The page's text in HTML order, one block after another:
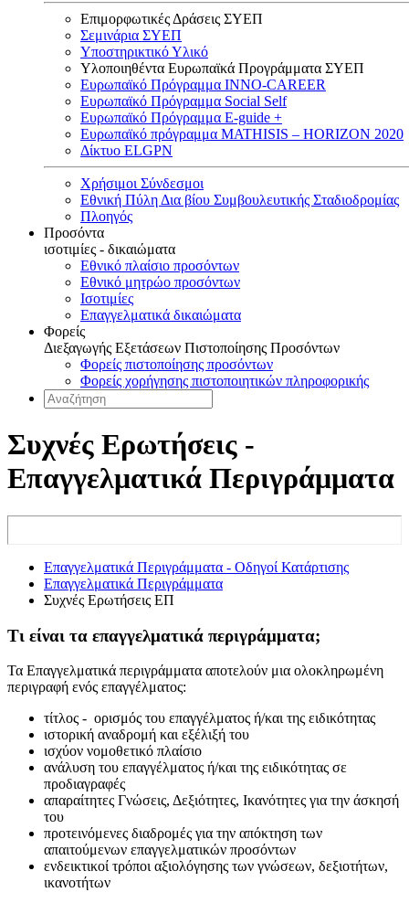
Επιμορφωτικές Δράσεις ΣΥΕΠ
Σεμινάρια ΣΥΕΠ
Υποστηρικτικό Υλικό
Υλοποιηθέντα Ευρωπαϊκά Προγράμματα ΣΥΕΠ
Ευρωπαϊκό Πρόγραμμα INNO-CAREER
Ευρωπαϊκό Πρόγραμμα Social Self
Ευρωπαϊκό Πρόγραμμα E-guide +
Ευρωπαϊκό πρόγραμμα MATHISIS – HORIZON 2020
Δίκτυο ELGPN
Χρήσιμοι Σύνδεσμοι
Εθνική Πύλη Δια βίου Συμβουλευτικής Σταδιοδρομίας
Πλοηγός
Προσόντα
ισοτιμίες - δικαιώματα
Εθνικό πλαίσιο προσόντων
Εθνικό μητρώο προσόντων
Ισοτιμίες
Επαγγελματικά δικαιώματα
Φορείς
Διεξαγωγής Εξετάσεων Πιστοποίησης Προσόντων
Φορείς πιστοποίησης προσόντων
Φορείς χορήγησης πιστοποιητικών πληροφορικής
Συχνές Ερωτήσεις -
Επαγγελματικά Περιγράμματα
Επαγγελματικά Περιγράμματα - Οδηγοί Κατάρτισης
Επαγγελματικά Περιγράμματα
Συχνές Ερωτήσεις ΕΠ
Τι είναι τα επαγγελματικά περιγράμματα;
Τα Επαγγελματικά περιγράμματα αποτελούν μια ολοκληρωμένη
περιγραφή ενός επαγγέλματος:
τίτλος - ορισμός του επαγγέλματος ή/και της ειδικότητας
ιστορική αναδρομή και εξέλιξή του
ισχύον νομοθετικό πλαίσιο
ανάλυση του επαγγέλματος ή/και της ειδικότητας σε
προδιαγραφές
απαραίτητες Γνώσεις, Δεξιότητες, Ικανότητες για την άσκησή
του
προτεινόμενες διαδρομές για την απόκτηση των
απαιτούμενων επαγγελματικών προσόντων
ενδεικτικοί τρόποι αξιολόγησης των γνώσεων, δεξιοτήτων,
ικανοτήτων